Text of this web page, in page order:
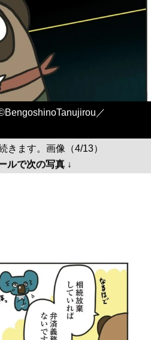
／
きます。画像（4/13）
ルで次の写真 ↓